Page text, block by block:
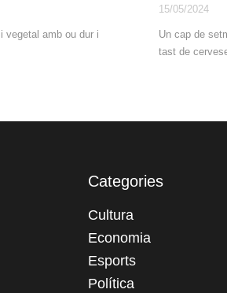
vegetal amb ou dur i
15/05/2024
Un cap de
tast de
Categories
Cultura
Economia
Esports
Política